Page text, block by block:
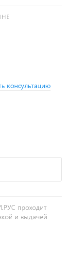
консультацию
проходит
и выдачей